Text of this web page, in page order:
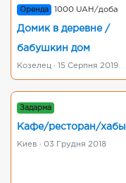
Оренда 1000 UAH/доба
Домик в деревне /
бабушкин дом
Козелец · 15 Серпня 2019
Задарма
Кафе/ресторан/хабы
Киев · 03 Грудня 2018